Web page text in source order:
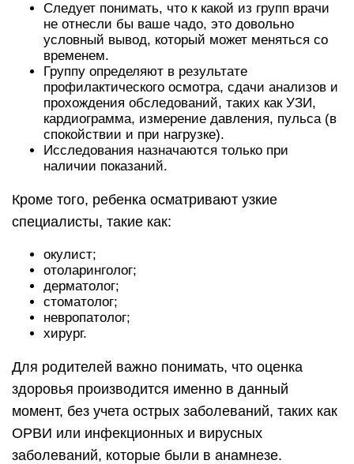
Следует понимать, что к какой из групп врачи
не отнесли бы ваше чадо, это довольно
условный вывод, который может меняться со
временем.
Группу определяют в результате
профилактического осмотра, сдачи анализов и
прохождения обследований, таких как УЗИ,
кардиограмма, измерение давления, пульса (в
спокойствии и при нагрузке).
Исследования назначаются только при
наличии показаний.
Кроме того, ребенка осматривают узкие
специалисты, такие как:
окулист;
отоларинголог;
дерматолог;
стоматолог;
невропатолог;
хирург.
Для родителей важно понимать, что оценка
здоровья производится именно в данный
момент, без учета острых заболеваний, таких как
ОРВИ или инфекционных и вирусных
заболеваний, которые были в анамнезе.